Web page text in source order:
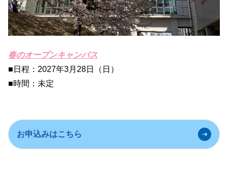
春のオープンキャンパス
■日程：2027年3月28日（日）
■時間：未定
お申込みはこちら